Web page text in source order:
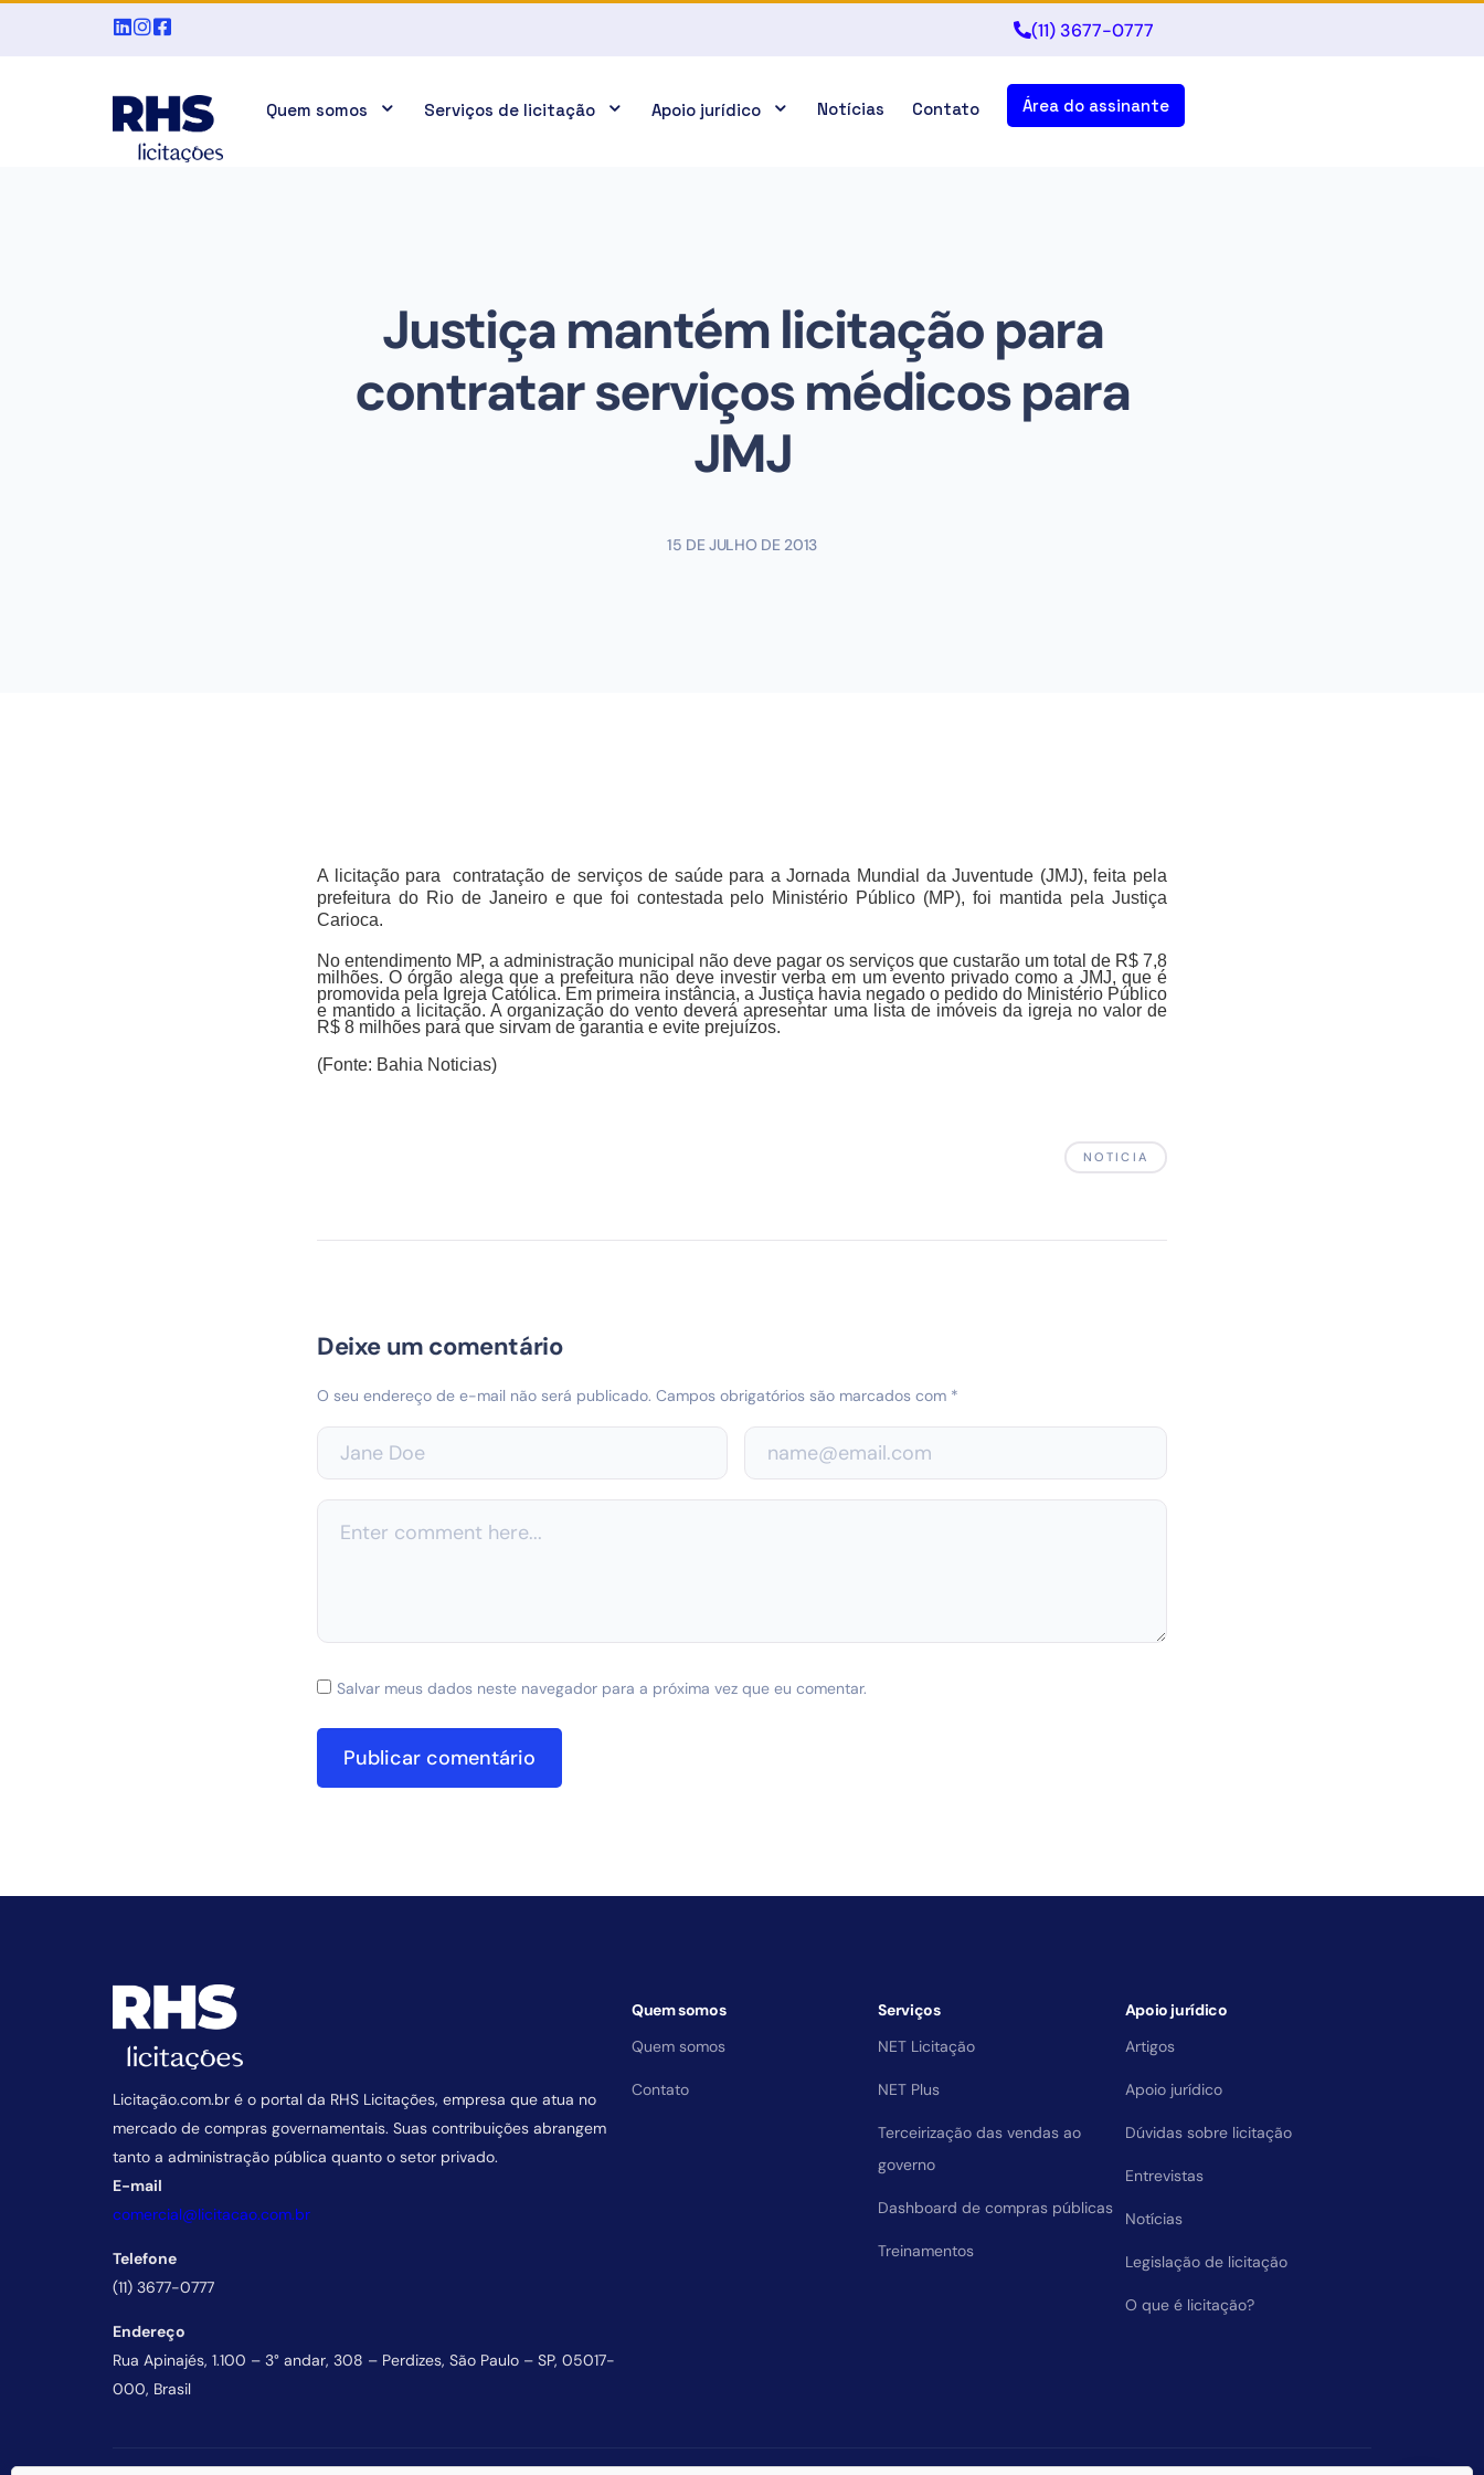
(11) 3677-0777
Quem somos Serviços de licitação Apoio jurídico Notícias Contato Área do assinante
Justiça mantém licitação para
contratar serviços médicos para
JMJ
15 DE JULHO DE 2013
A licitação para contratação de serviços de saúde para a Jornada Mundial da Juventude (JMJ), feita pela
prefeitura do Rio de Janeiro e que foi contestada pelo Ministério Público (MP), foi mantida pela Justiça
Carioca.
No entendimento MP, a administração municipal não deve pagar os serviços que custarão um total de R$ 7,8
milhões. O órgão alega que a prefeitura não deve investir verba em um evento privado como a JMJ, que é
promovida pela Igreja Católica. Em primeira instância, a Justiça havia negado o pedido do Ministério Público
e mantido a licitação. A organização do vento deverá apresentar uma lista de imóveis da igreja no valor de
R$ 8 milhões para que sirvam de garantia e evite prejuízos.
(Fonte: Bahia Noticias)
NOTICIA
Deixe um comentário
O seu endereço de e-mail não será publicado. Campos obrigatórios são marcados com *
Salvar meus dados neste navegador para a próxima vez que eu comentar.
Licitação.com.br é o portal da RHS Licitações, empresa que atua no
mercado de compras governamentais. Suas contribuições abrangem
tanto a administração pública quanto o setor privado.
E-mail
comercial@licitacao.com.br
Telefone
(11) 3677-0777
Endereço
Rua Apinajés, 1.100 – 3° andar, 308 – Perdizes, São Paulo – SP, 05017-
000, Brasil
Quem somos
Quem somos
Contato
Serviços
NET Licitação
NET Plus
Terceirização das vendas ao
governo
Dashboard de compras públicas
Treinamentos
Apoio jurídico
Artigos
Apoio jurídico
Dúvidas sobre licitação
Entrevistas
Notícias
Legislação de licitação
O que é licitação?